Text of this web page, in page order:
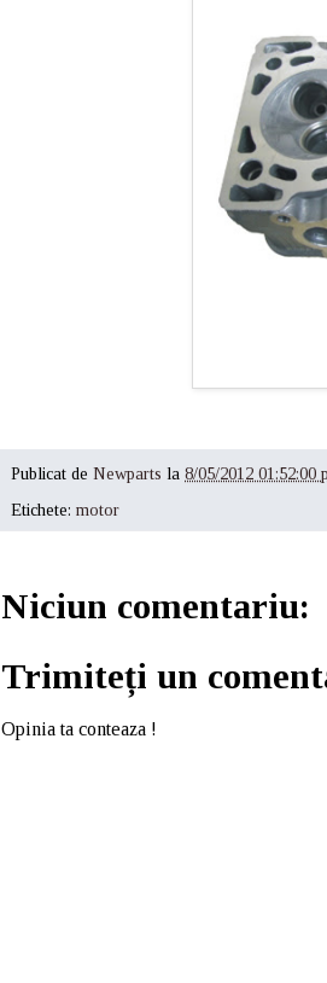
Publicat de Newparts la 8/05/2012 01:52:00
Etichete: motor
Niciun comentariu:
Trimiteți un
Opinia ta conteaza !